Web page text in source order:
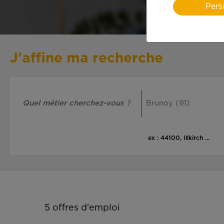
J'affine ma recherche
ex : 44100, Illkirch ...
5 offres d'emploi